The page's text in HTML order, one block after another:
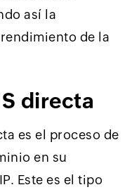
así la
de la
directa
es el proceso de
en su
Este es el tipo